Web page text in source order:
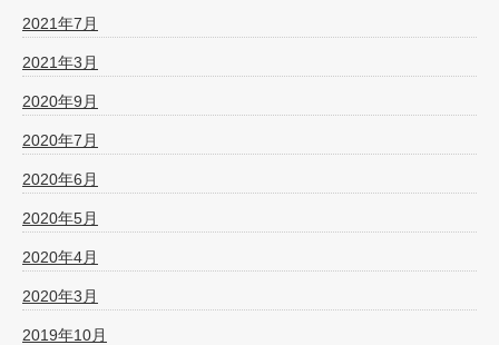
2021年7月
2021年3月
2020年9月
2020年7月
2020年6月
2020年5月
2020年4月
2020年3月
2019年10月